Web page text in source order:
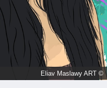
© Eliav Maslawy ART